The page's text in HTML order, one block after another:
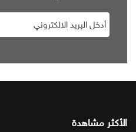
الأكثر مشاهدة